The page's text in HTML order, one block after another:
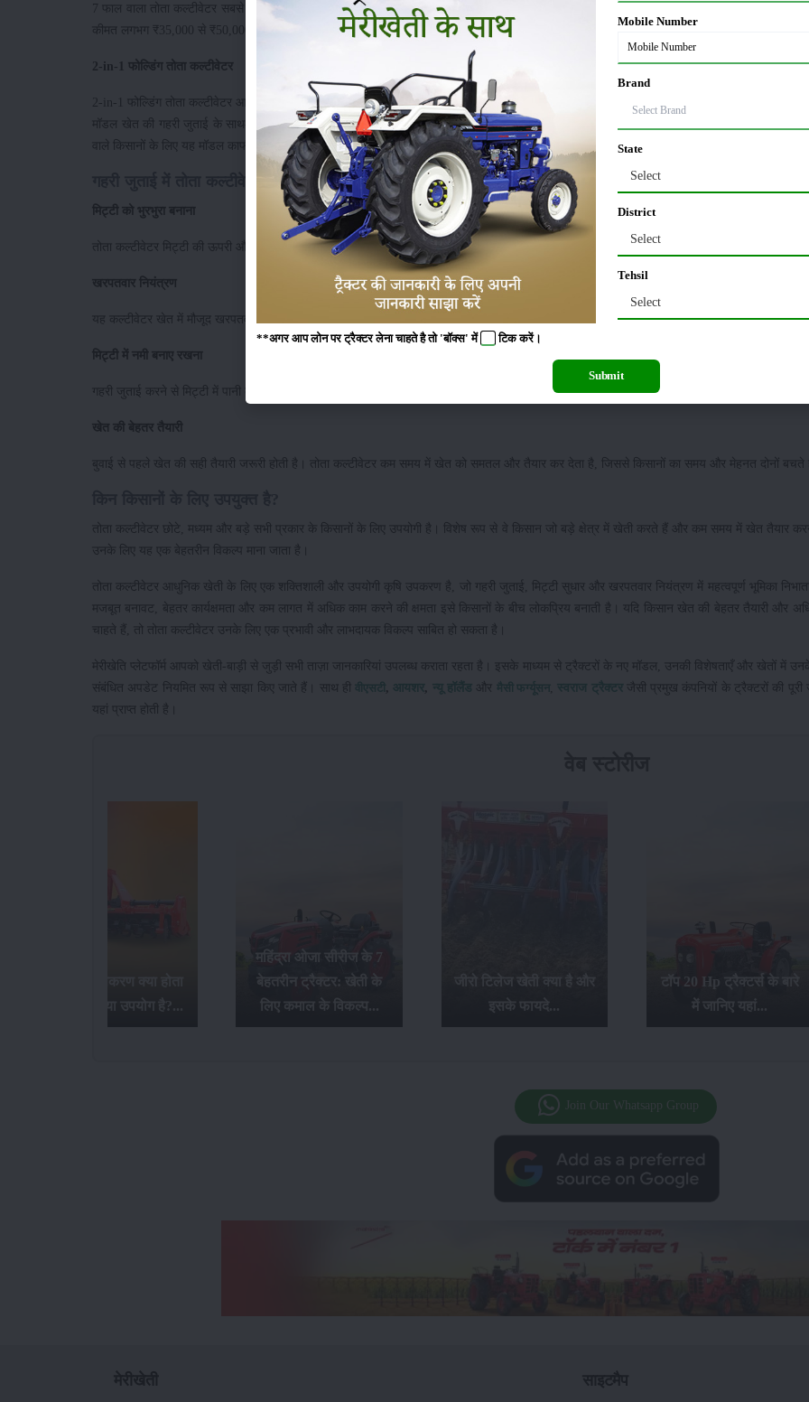
7 फाल वाला तोता कल्टीवेटर सबसे अधिक उपयोग किए जाने वाले मॉडलों में शामिल है। यह खेत की गहरी जुताई करने और मिट्टी को नरम बनाने में प्रभावी माना
कीमत लगभग ₹35,000 से ₹50,000 के बीच रहती है। यह मॉडल 35-50 HP ट्रैक्टरों के साथ आसानी से चलाया जा सकता है और कम ईंधन में बेहतर कार्य करता है।
2-in-1 फोल्डिंग तोता कल्टीवेटर
2-in-1 फोल्डिंग तोता कल्टीवेटर आधुनिक किसानों के लिए एक उन्नत विकल्प माना जाता है। इसका फोल्डिंग डिजाइन इसे उपयोग और परिवहन दोनों में सुविधाजनक
मॉडल खेत की गहरी जुताई के साथ-साथ खरपतवार नियंत्रण में भी प्रभावी है। इसकी कीमत लगभग ₹43,000 से ₹52,000 तक होती है। बड़े खेतों और
वाले किसानों के लिए यह मॉडल काफी उपयोगी साबित होता है।
गहरी जुताई में तोता कल्टीवेटर के फायदे
मिट्टी को भुरभुरा बनाना
तोता कल्टीवेटर मिट्टी की ऊपरी और निचली परतों को अच्छी तरह मिलाकर उसे भुरभुरा बनाता है। इससे पौधों की जड़ें आसानी से फैलती हैं और फसल का विकास बेहतर
खरपतवार नियंत्रण
यह कल्टीवेटर खेत में मौजूद खरपतवारों को जड़ से हटाने में मदद करता है, जिससे फसल को पोषक तत्वों की पर्याप्त मात्रा मिलती है और उत्पादन बढ़ता है।
मिट्टी में नमी बनाए रखना
गहरी जुताई करने से मिट्टी में पानी का संचय बेहतर होता है और खेत लंबे समय तक नमी बनाए रखता है। यह विशेष रूप से कम बारिश वाले क्षेत्रों के लिए फायदेमंद होता
खेत की बेहतर तैयारी
बुवाई से पहले खेत की सही तैयारी जरूरी होती है। तोता कल्टीवेटर कम समय में खेत को समतल और तैयार कर देता है, जिससे किसानों का समय और मेहनत दोनों बचते
तोता कल्टीवेटर छोटे, मध्यम और बड़े सभी प्रकार के किसानों के लिए उपयोगी है। विशेष रूप से वे किसान जो बड़े क्षेत्र में खेती करते हैं और कम समय में खेत तैयार
उनके लिए यह एक बेहतरीन विकल्प माना जाता है।
तोता कल्टीवेटर आधुनिक खेती के लिए एक शक्तिशाली और उपयोगी कृषि उपकरण है, जो गहरी जुताई, मिट्टी सुधार और खरपतवार नियंत्रण में महत्वपूर्ण भूमिका
मजबूत बनावट, बेहतर कार्यक्षमता और कम लागत में अधिक काम करने की क्षमता इसे किसानों के बीच लोकप्रिय बनाती है। यदि किसान खेत की बेहतर तैयारी और
चाहते हैं, तो तोता कल्टीवेटर उनके लिए एक प्रभावी और लाभदायक विकल्प साबित हो सकता है।
मेरीखेति प्लेटफॉर्म आपको खेती-बाड़ी से जुड़ी सभी ताज़ा जानकारियां उपलब्ध कराता रहता है। इसके माध्यम से ट्रैक्टरों के नए मॉडल, उनकी विशेषताएँ और खेतों में
संबंधित अपडेट नियमित रूप से साझा किए जाते हैं। साथ हीवीएसटी आयशर न्यू हॉलैंड और मैसी फर्ग्यूसन,स्वराज ट्रैक्टरजैसी प्रमुख कंपनियों के ट्रैक्टरों की पूरी
यहां प्राप्त होती है।
जीरो टिलेज खेती क्या है और
इसके फायदे...
में जानिए यहां...
Ferguson 246 DI जो आता
हैं किफायती कीमत के साथ...
Join Our Whatsapp Group
Mobile Number
Brand
State
Select
District
Select
Tehsil
Select
**अगर आप लोन पर ट्रैक्टर लेना चाहते है तो 'बॉक्स' में टिककरें।
Submit